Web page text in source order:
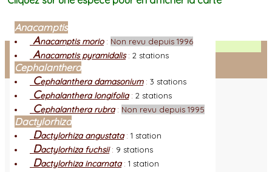
Facebook
Connexion adhérent
Anacamptis
Anacamptis morio: Non revu depuis 1996
Anacamptis pyramidalis: 2 stations
Cephalanthera
Cephalanthera damasonium: 3 stations
Cephalanthera longifolia: 2 stations
Cephalanthera rubra: Non revu depuis 1995
Dactylorhiza
Dactylorhiza angustata: 1 station
Dactylorhiza fuchsii: 9 stations
Dactylorhiza incarnata: 1 station